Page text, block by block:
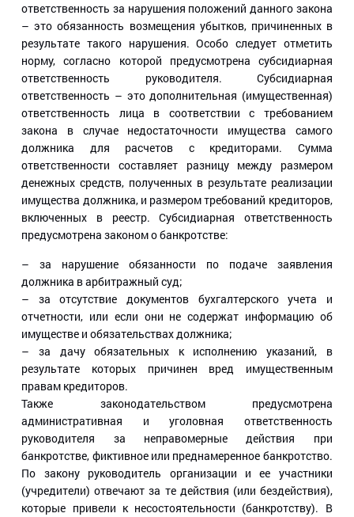
ответственность за нарушения положений данного закона
– это обязанность возмещения убытков, причиненных в
результате такого нарушения. Особо следует отметить
норму, согласно которой предусмотрена субсидиарная
ответственность руководителя. Субсидиарная
ответственность – это дополнительная (имущественная)
ответственность лица в соответствии с требованием
закона в случае недостаточности имущества самого
должника для расчетов с кредиторами. Сумма
ответственности составляет разницу между размером
денежных средств, полученных в результате реализации
имущества должника, и размером требований кредиторов,
включенных в реестр. Субсидиарная ответственность
предусмотрена законом о банкротстве:
– за нарушение обязанности по подаче заявления
должника в арбитражный суд;
– за отсутствие документов бухгалтерского учета и
отчетности, или если они не содержат информацию об
имуществе и обязательствах должника;
– за дачу обязательных к исполнению указаний, в
результате которых причинен вред имущественным
правам кредиторов.
Также законодательством предусмотрена
административная и уголовная ответственность
руководителя за неправомерные действия при
банкротстве, фиктивное или преднамеренное банкротство.
По закону руководитель организации и ее участники
(учредители) отвечают за те действия (или бездействия),
которые привели к несостоятельности (банкротству). В